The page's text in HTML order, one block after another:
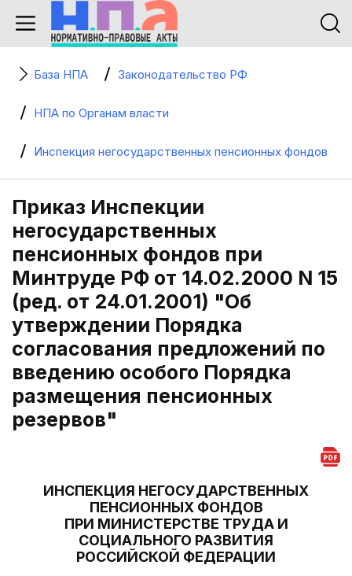
База НПА Законодательство РФ
НПА по Органам власти
Инспекция негосударственных пенсионных фондов
Приказ Инспекции
негосударственных
пенсионных фондов при
Минтруде РФ от 14.02.2000 N 15
(ред. от 24.01.2001) "Об
утверждении Порядка
согласования предложений по
введению особого Порядка
размещения пенсионных
резервов"
ИНСПЕКЦИЯ НЕГОСУДАРСТВЕННЫХ
ПЕНСИОННЫХ ФОНДОВ
ПРИ МИНИСТЕРСТВЕ ТРУДА И
СОЦИАЛЬНОГО РАЗВИТИЯ
РОССИЙСКОЙ ФЕДЕРАЦИИ